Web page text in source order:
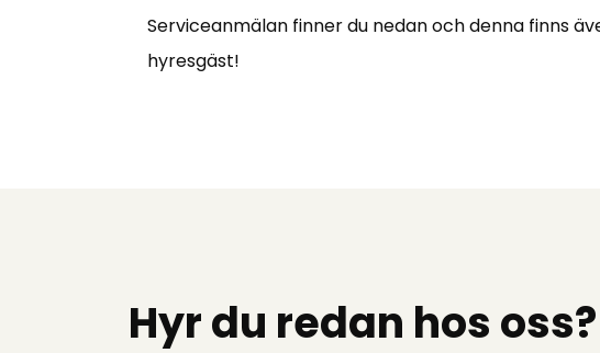
Serviceanmälan finner du nedan och denna finns
hyresgäst!
Hyr du redan hos oss?